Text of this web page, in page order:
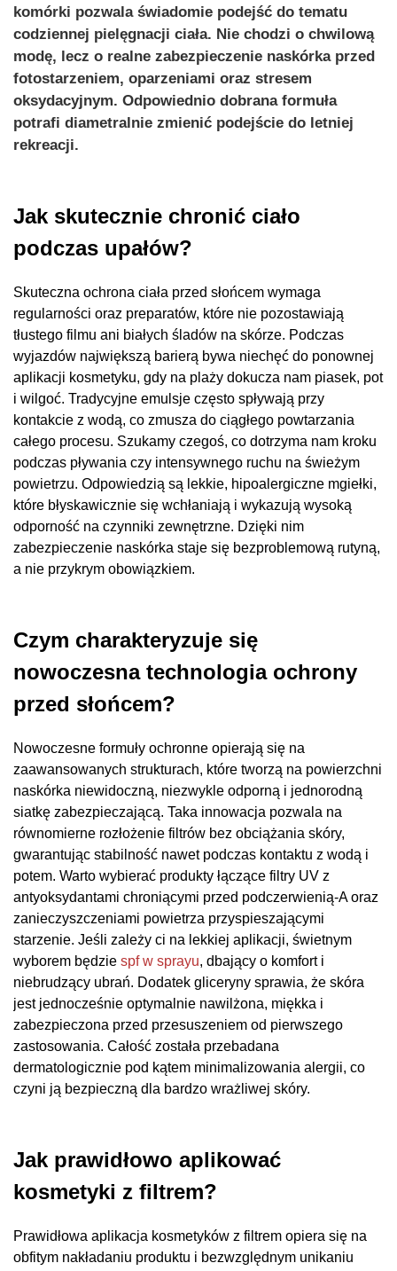
komórki pozwala świadomie podejść do tematu
codziennej pielęgnacji ciała. Nie chodzi o chwilową
modę, lecz o realne zabezpieczenie naskórka przed
fotostarzeniem, oparzeniami oraz stresem
oksydacyjnym. Odpowiednio dobrana formuła
potrafi diametralnie zmienić podejście do letniej
rekreacji.
Jak skutecznie chronić ciało
podczas upałów?
Skuteczna ochrona ciała przed słońcem wymaga
regularności oraz preparatów, które nie pozostawiają
tłustego filmu ani białych śladów na skórze. Podczas
wyjazdów największą barierą bywa niechęć do ponownej
aplikacji kosmetyku, gdy na plaży dokucza nam piasek, pot
i wilgoć. Tradycyjne emulsje często spływają przy
kontakcie z wodą, co zmusza do ciągłego powtarzania
całego procesu. Szukamy czegoś, co dotrzyma nam kroku
podczas pływania czy intensywnego ruchu na świeżym
powietrzu. Odpowiedzią są lekkie, hipoalergiczne mgiełki,
które błyskawicznie się wchłaniają i wykazują wysoką
odporność na czynniki zewnętrzne. Dzięki nim
zabezpieczenie naskórka staje się bezproblemową rutyną,
a nie przykrym obowiązkiem.
Czym charakteryzuje się
nowoczesna technologia ochrony
przed słońcem?
Nowoczesne formuły ochronne opierają się na
zaawansowanych strukturach, które tworzą na powierzchni
naskórka niewidoczną, niezwykle odporną i jednorodną
siatkę zabezpieczającą. Taka innowacja pozwala na
równomierne rozłożenie filtrów bez obciążania skóry,
gwarantując stabilność nawet podczas kontaktu z wodą i
potem. Warto wybierać produkty łączące filtry UV z
antyoksydantami chroniącymi przed podczerwienią-A oraz
zanieczyszczeniami powietrza przyspieszającymi
starzenie. Jeśli zależy ci na lekkiej aplikacji, świetnym
wyborem będzie spf w sprayu, dbający o komfort i
niebrudzący ubrań. Dodatek gliceryny sprawia, że skóra
jest jednocześnie optymalnie nawilżona, miękka i
zabezpieczona przed przesuszeniem od pierwszego
zastosowania. Całość została przebadana
dermatologicznie pod kątem minimalizowania alergii, co
czyni ją bezpieczną dla bardzo wrażliwej skóry.
Jak prawidłowo aplikować
kosmetyki z filtrem?
Prawidłowa aplikacja kosmetyków z filtrem opiera się na
obfitym nakładaniu produktu i bezwzględnym unikaniu